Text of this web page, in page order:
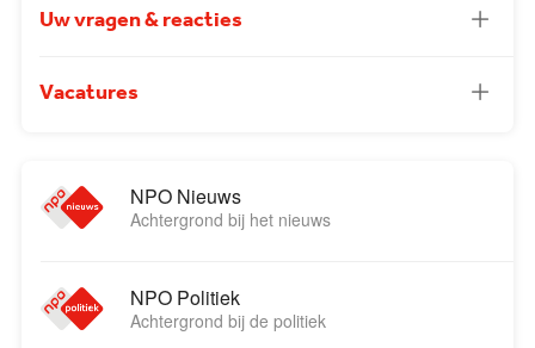
Uw vragen & reacties
Vacatures
NPO Nieuws
Achtergrond bij het nieuws
NPO Politiek
Achtergrond bij de politiek